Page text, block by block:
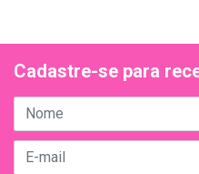
Cadastre-se para